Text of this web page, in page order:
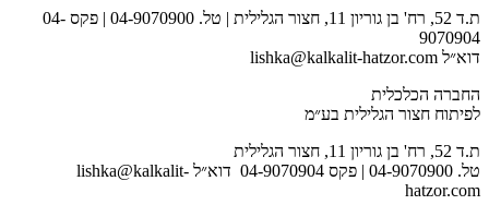
ת.ד 52, רח' בן גוריון 11, חצור הגלילית | טל. 04-9070900 | פקס 04-
9070904
דוא״ל lishka@kalkalit-hatzor.com
החברה הכלכלית
לפיתוח חצור הגלילית בע״מ
ת.ד 52, רח' בן גוריון 11, חצור הגלילית
טל. 04-9070900 | פקס 04-9070904 דוא״ל lishka@kalkalit-
hatzor.com